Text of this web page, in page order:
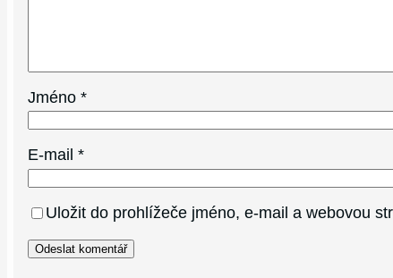
Jméno*
E-mail*
Uložit do prohlížeče jméno, e-mail a webovou